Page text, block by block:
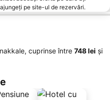
pe site-ul de rezervări.
cuprinse între ‎748 lei și